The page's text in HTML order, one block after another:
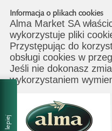
Informacja o plikach cookies
Alma Market SA
wykorzystuje pliki
Przystępując do
obsługi cookies w
Jeśli nie dokonasz
wykorzystaniem